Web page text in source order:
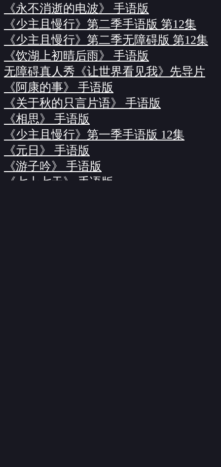
《永不消逝的电波》 手语版
《少主且慢行》第二季手语版 第12集
《少主且慢行》第二季无障碍版 第12集
《饮湖上初晴后雨》 手语版
无障碍真人秀《让世界看见我》先导片
《阿康的事》 手语版
《关于秋的只言片语》 手语版
《相思》 手语版
《少主且慢行》第一季手语版 12集
《元日》 手语版
《游子吟》 手语版
《七十七天》 手语版